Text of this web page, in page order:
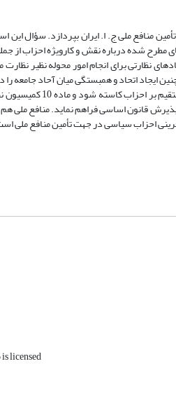
ملی ج. ا. ایران بپردازد. سؤال این
شده درباره نقش و کارویژه احزاب از
برای انجام امور محوله نظیر نظارت
ایجاد اتحاد و همبستگی میان آحاد جامعه
می­توانند فعال باشند
پذیرش قانون اساسی فراهم نماید. منافع
احزاب سیاسی در جهت تأمین منافع
licensed